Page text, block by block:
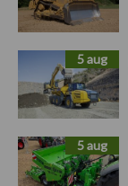
5 aug
5 aug